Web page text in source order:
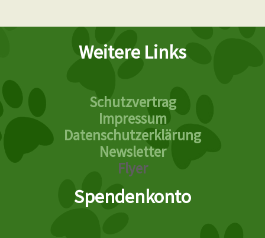
Weitere Links
Schutzvertrag
Impressum
Datenschutzerklärung
Newsletter
Flyer
Spendenkonto